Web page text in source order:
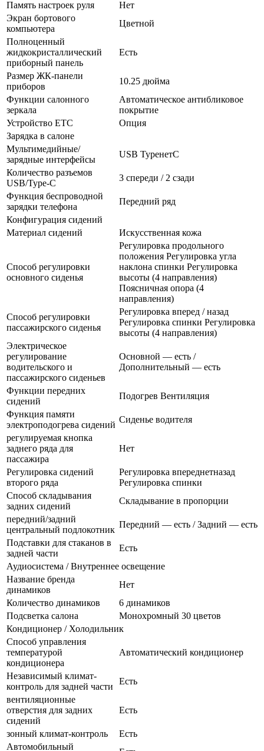
Память настроек руля
Нет
Экран бортового
компьютера
Цветной
Полноценный
жидкокристаллический
приборный панель
Есть
Размер ЖК-панели
приборов
10.25 дюйма
Функции салонного
зеркала
Автоматическое антибликовое
покрытие
Устройство ETC
Опция
Зарядка в салоне
Мультимедийные/
зарядные интерфейсы
USB TypeнетC
Количество разъемов
USB/Type-C
3 спереди / 2 сзади
Функция беспроводной
зарядки телефона
Передний ряд
Конфигурация сидений
Материал сидений
Искусственная кожа
Способ регулировки
основного сиденья
Регулировка продольного
положения Регулировка угла
наклона спинки Регулировка
высоты (4 направления)
Поясничная опора (4
направления)
Способ регулировки
пассажирского сиденья
Регулировка вперед / назад
Регулировка спинки Регулировка
высоты (4 направления)
Электрическое
регулирование
водительского и
пассажирского сиденьев
Основной — есть /
Дополнительный — есть
Функции передних
сидений
Подогрев Вентиляция
Функция памяти
электроподогрева сидений
Сиденье водителя
регулируемая кнопка
заднего ряда для
пассажира
Нет
Регулировка сидений
второго ряда
Регулировка впереднетназад
Регулировка спинки
Способ складывания
задних сидений
Складывание в пропорции
передний/задний
центральный подлокотник
Передний — есть / Задний — есть
Подставки для стаканов в
задней части
Есть
Аудиосистема / Внутреннее освещение
Название бренда
динамиков
Нет
Количество динамиков
6 динамиков
Подсветка салона
Монохромный 30 цветов
Кондиционер / Холодильник
Способ управления
температурой
кондиционера
Автоматический кондиционер
Независимый климат-
контроль для задней части
Есть
вентиляционные
отверстия для задних
сидений
Есть
зонный климат-контроль
Есть
Автомобильный